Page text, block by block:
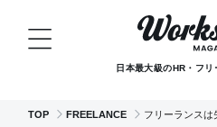
日本最大級のHR・フ
TOP FREELANCE フリーランス